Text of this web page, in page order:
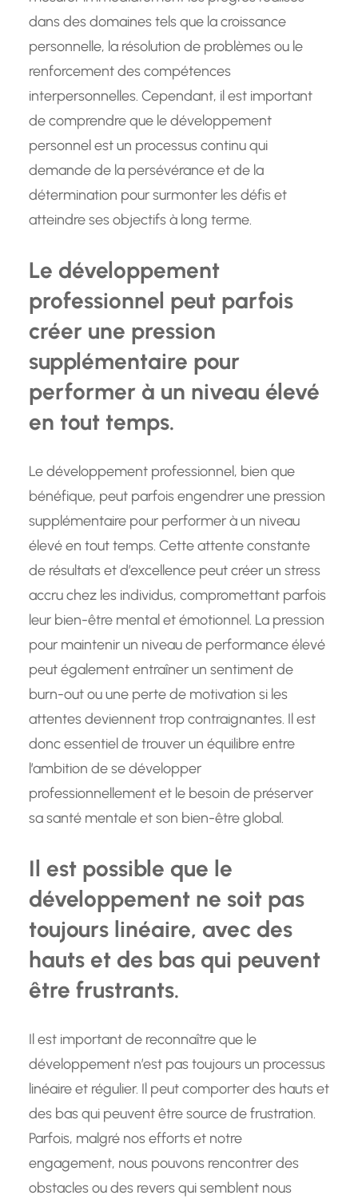
dans des domaines tels que la croissance
personnelle, la résolution de problèmes ou le
renforcement des compétences
interpersonnelles. Cependant, il est important
de comprendre que le développement
personnel est un processus continu qui
demande de la persévérance et de la
détermination pour surmonter les défis et
atteindre ses objectifs à long terme.
Le développement
professionnel peut parfois
créer une pression
supplémentaire pour
performer à un niveau élevé
en tout temps.
Le développement professionnel, bien que
bénéfique, peut parfois engendrer une pression
supplémentaire pour performer à un niveau
élevé en tout temps. Cette attente constante
de résultats et d’excellence peut créer un stress
accru chez les individus, compromettant parfois
leur bien-être mental et émotionnel. La pression
pour maintenir un niveau de performance élevé
peut également entraîner un sentiment de
burn-out ou une perte de motivation si les
attentes deviennent trop contraignantes. Il est
donc essentiel de trouver un équilibre entre
l’ambition de se développer
professionnellement et le besoin de préserver
sa santé mentale et son bien-être global.
Il est possible que le
développement ne soit pas
toujours linéaire, avec des
hauts et des bas qui peuvent
être frustrants.
Il est important de reconnaître que le
développement n’est pas toujours un processus
linéaire et régulier. Il peut comporter des hauts et
des bas qui peuvent être source de frustration.
Parfois, malgré nos efforts et notre
engagement, nous pouvons rencontrer des
obstacles ou des revers qui semblent nous